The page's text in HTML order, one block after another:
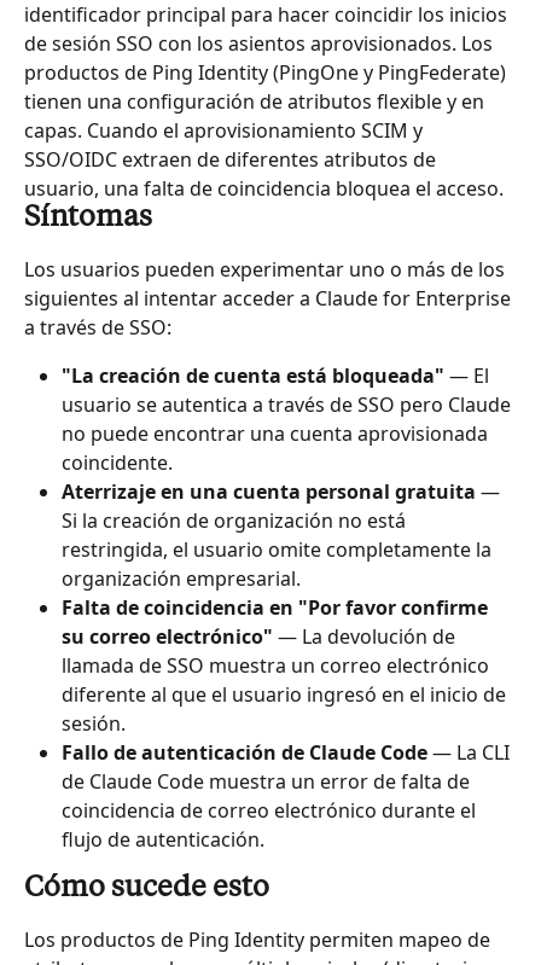
identificador principal para hacer coincidir los inicios
de sesión SSO con los asientos aprovisionados. Los
productos de Ping Identity (PingOne y PingFederate)
tienen una configuración de atributos flexible y en
capas. Cuando el aprovisionamiento SCIM y
SSO/OIDC extraen de diferentes atributos de
usuario, una falta de coincidencia bloquea el acceso.
Síntomas
Los usuarios pueden experimentar uno o más de los
siguientes al intentar acceder a Claude for Enterprise
a través de SSO:
"La creación de cuenta está bloqueada" — El
usuario se autentica a través de SSO pero Claude
no puede encontrar una cuenta aprovisionada
coincidente.
Aterrizaje en una cuenta personal gratuita —
Si la creación de organización no está
restringida, el usuario omite completamente la
organización empresarial.
Falta de coincidencia en "Por favor confirme
su correo electrónico" — La devolución de
llamada de SSO muestra un correo electrónico
diferente al que el usuario ingresó en el inicio de
sesión.
Fallo de autenticación de Claude Code — La CLI
de Claude Code muestra un error de falta de
coincidencia de correo electrónico durante el
flujo de autenticación.
Cómo sucede esto
Los productos de Ping Identity permiten mapeo de